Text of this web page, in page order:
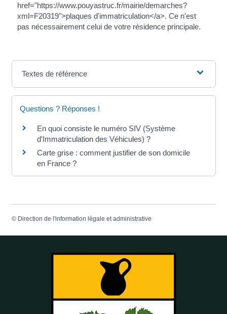
href="https://www.pouyastruc.fr/mairie/demarches?
xml=F20319">plaques d'immatriculation</a>. Ce n'est
pas nécessairement celui de votre résidence principale.
Textes de référence
Questions ? Réponses !
En quoi consiste le numéro SIV (Système
d'Immatriculation des Véhicules) ?
Carte grise : comment justifier de son domicile
en France ?
© Direction de l'information légale et administrative